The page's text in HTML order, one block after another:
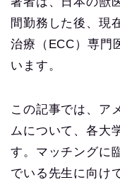
間勤務した後、現
治療（ECC）専門
います。
この記事では、ア
ムについて、各大
す。マッチングに
でいる先生に向け